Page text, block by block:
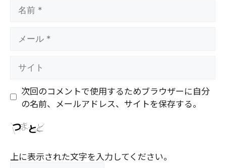
次回のコメントで使用するためブラウザーに自分
の名前、メールアドレス、サイトを保存する。
上に表示された文字を入力してください。